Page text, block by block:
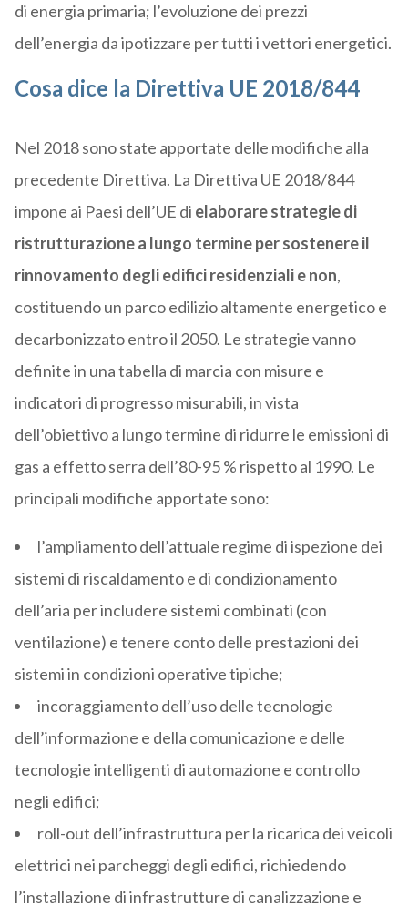
di energia primaria; l’evoluzione dei prezzi
dell’energia da ipotizzare per tutti i vettori energetici.
Cosa dice la Direttiva UE 2018/844
Nel 2018 sono state apportate delle modifiche alla
precedente Direttiva. La Direttiva UE 2018/844
impone ai Paesi dell’UE di elaborare strategie di
ristrutturazione a lungo termine per sostenere il
rinnovamento degli edifici residenziali e non,
costituendo un parco edilizio altamente energetico e
decarbonizzato entro il 2050. Le strategie vanno
definite in una tabella di marcia con misure e
indicatori di progresso misurabili, in vista
dell’obiettivo a lungo termine di ridurre le emissioni di
gas a effetto serra dell’80-95 % rispetto al 1990. Le
principali modifiche apportate sono:
l’ampliamento dell’attuale regime di ispezione dei
sistemi di riscaldamento e di condizionamento
dell’aria per includere sistemi combinati (con
ventilazione) e tenere conto delle prestazioni dei
sistemi in condizioni operative tipiche;
incoraggiamento dell’uso delle tecnologie
dell’informazione e della comunicazione e delle
tecnologie intelligenti di automazione e controllo
negli edifici;
roll-out dell’infrastruttura per la ricarica dei veicoli
elettrici nei parcheggi degli edifici, richiedendo
l’installazione di infrastrutture di canalizzazione e